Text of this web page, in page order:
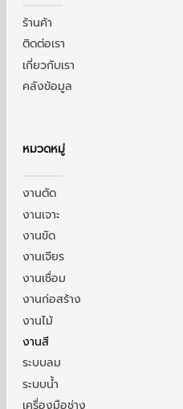
ร้านค้า
ติดต่อเรา
เกี่ยวกับเรา
คลังข้อมูล
หมวดหมู่
งานตัด
งานเจาะ
งานขัด
งานเจียร
งานเชื่อม
งานก่อสร้าง
งานไม้
งานสี
ระบบลม
ระบบน้ำ
เครื่องมือช่าง